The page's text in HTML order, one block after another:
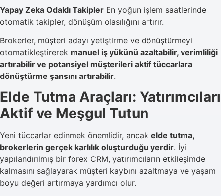
Yapay Zeka Odaklı Takipler En yoğun işlem saatlerinde
otomatik takipler, dönüşüm olasılığını artırır.
Brokerler, müşteri adayı yetiştirme ve dönüştürmeyi
otomatikleştirerek manuel iş yükünü azaltabilir, verimliliği
artırabilir ve potansiyel müşterileri aktif tüccarlara
dönüştürme şansını artırabilir.
Elde Tutma Araçları: Yatırımcıları
Aktif ve Meşgul Tutun
Yeni tüccarlar edinmek önemlidir, ancak elde tutma,
brokerlerin gerçek karlılık oluşturduğu yerdir. İyi
yapılandırılmış bir forex CRM, yatırımcıların etkileşimde
kalmasını sağlayarak müşteri kaybını azaltmaya ve yaşam
boyu değeri artırmaya yardımcı olur.